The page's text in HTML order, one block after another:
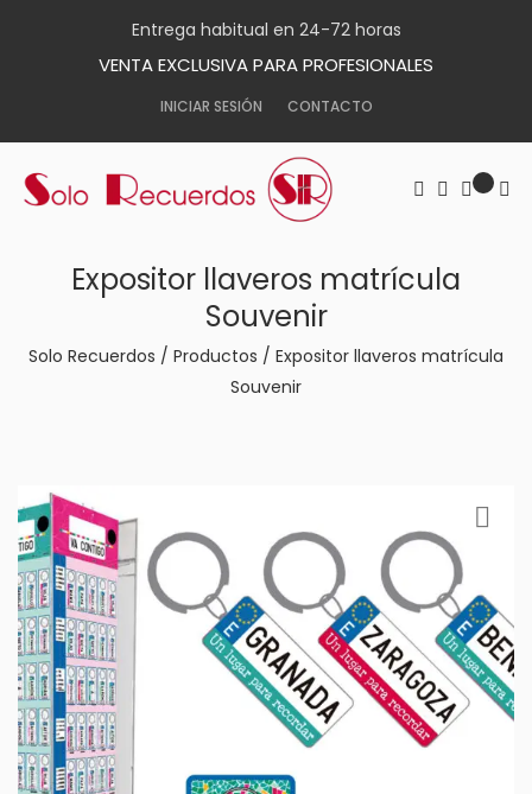
Entrega habitual en 24-72 horas
VENTA EXCLUSIVA PARA PROFESIONALES
INICIAR SESIÓN CONTACTO
Expositor llaveros matrícula
Souvenir
Solo Recuerdos / Productos / Expositor llaveros matrícula
Souvenir